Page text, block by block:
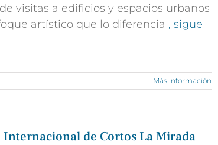
visitas a edificios y espacios urbanos
artístico que lo diferencia , sigue
Más información
Internacional de Cortos La Mirada